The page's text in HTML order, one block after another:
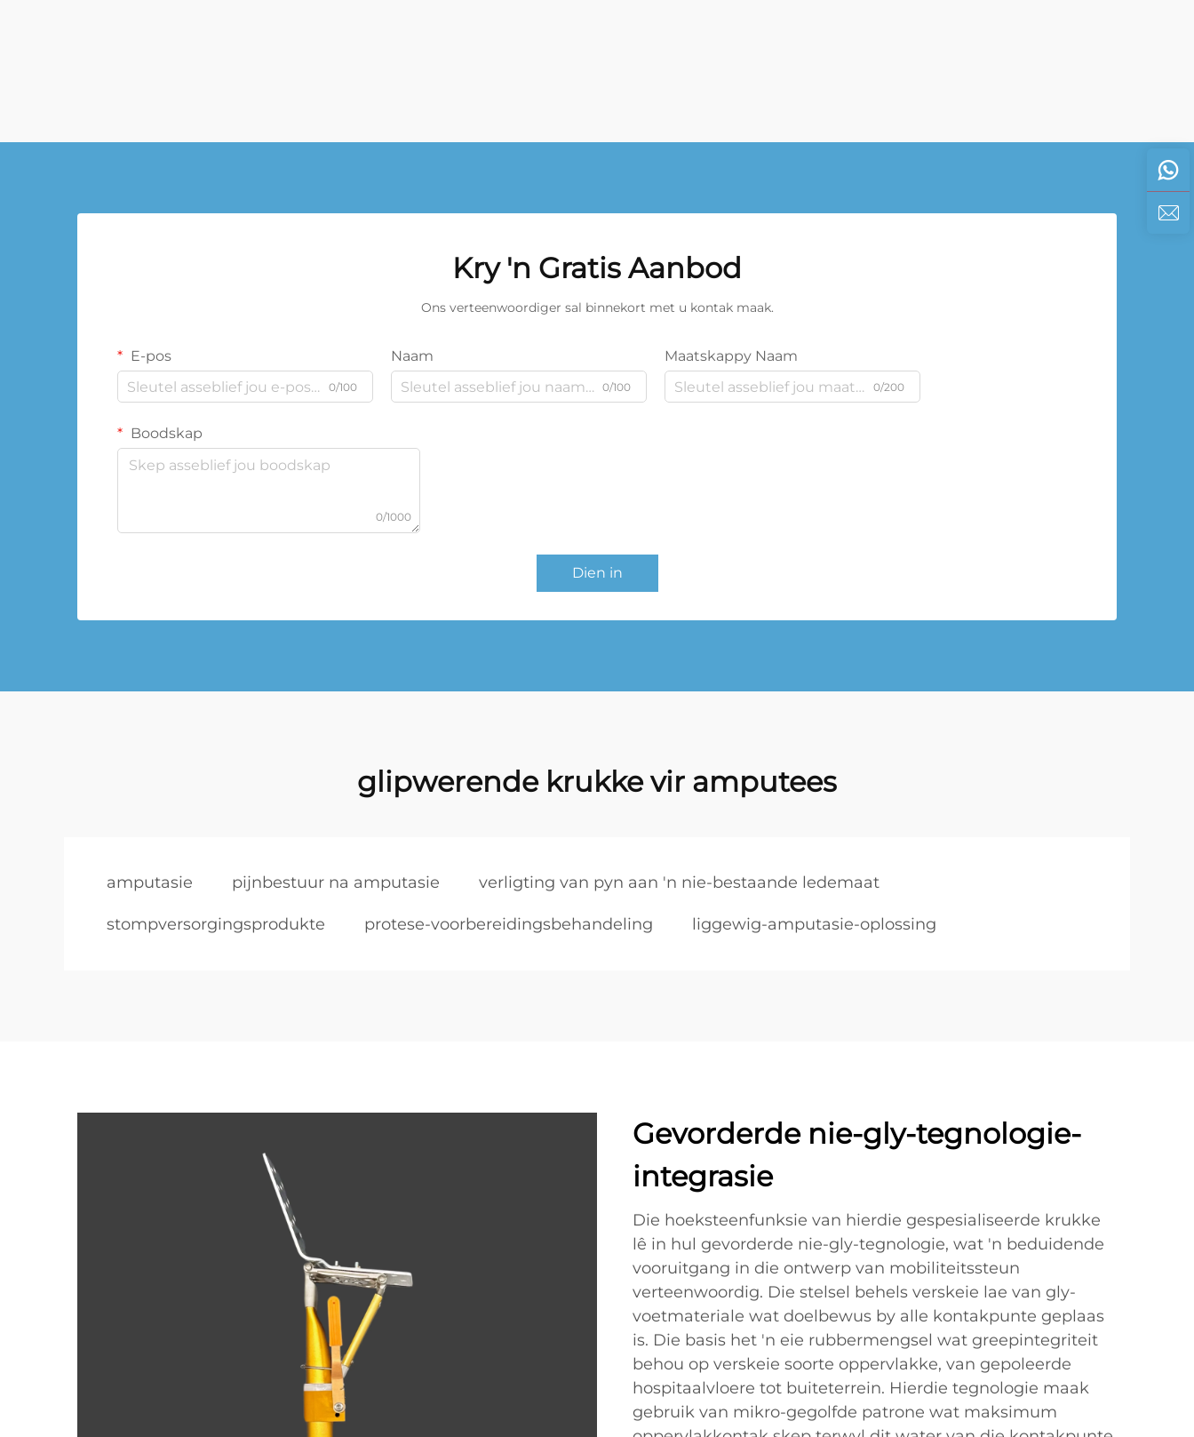
Kry 'n Gratis Aanbod
Ons verteenwoordiger sal binnekort met u kontak maak.
E-pos
0/100
Naam
0/100
Maatskappy Naam
0/200
Boodskap
0/1000
Dien in
glipwerende krukke vir amputees
amputasie pijnbestuur na amputasie verligting van pyn aan 'n nie-bestaande ledemaat
stompversorgingsprodukte protese-voorbereidingsbehandeling liggewig-amputasie-oplossing
Gevorderde nie-gly-tegnologie-
integrasie
Die hoeksteenfunksie van hierdie gespesialiseerde krukke
lê in hul gevorderde nie-gly-tegnologie, wat 'n beduidende
vooruitgang in die ontwerp van mobiliteitssteun
verteenwoordig. Die stelsel behels verskeie lae van gly-
voetmateriale wat doelbewus by alle kontakpunte geplaas
is. Die basis het 'n eie rubbermengsel wat greepintegriteit
behou op verskeie soorte oppervlakke, van gepoleerde
hospitaalvloere tot buiteterrein. Hierdie tegnologie maak
gebruik van mikro-gegolfde patrone wat maksimum